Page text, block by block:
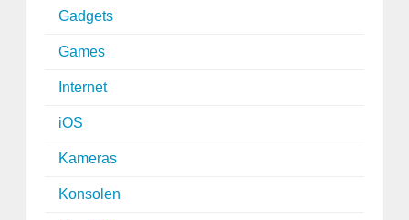
Gadgets
Games
Internet
iOS
Kameras
Konsolen